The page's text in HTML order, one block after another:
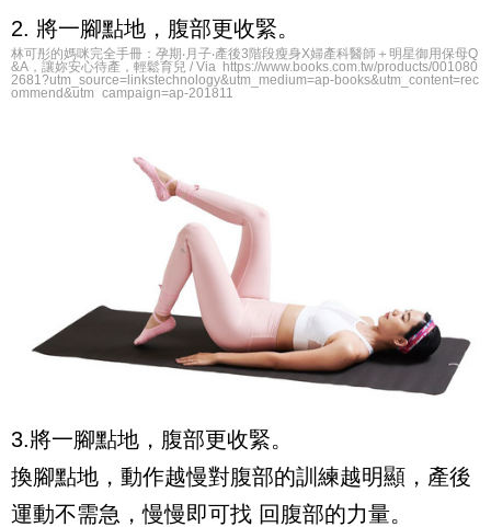
2. 將一腳點地，腹部更收緊。
林可彤的媽咪完全手冊：孕期‧月子‧產後3階段瘦身X婦產科醫師＋明星御用保母Q
&A，讓妳安心待產，輕鬆育兒 / Via https://www.books.com.tw/products/001080
2681?utm_source=linkstechnology&utm_medium=ap-books&utm_content=rec
ommend&utm_campaign=ap-201811
3.將一腳點地，腹部更收緊。
換腳點地，動作越慢對腹部的訓練越明顯，產後
運動不需急，慢慢即可找 回腹部的力量。